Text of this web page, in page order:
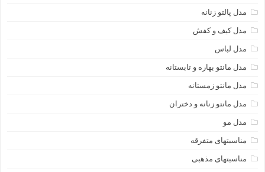
مدل پالتو زنانه
مدل کیف و کفش
مدل لباس
مدل مانتو بهاره و تابستانه
مدل مانتو زمستانه
مدل مانتو زنانه و دختران
مدل مو
مناسبتهای متفرقه
مناسبتهای مذهبی